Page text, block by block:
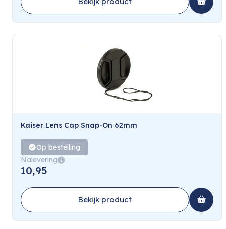
Kaiser Lens Cap Snap-On 62mm
Op bestelling
Nalevering
10,95
Bekijk product